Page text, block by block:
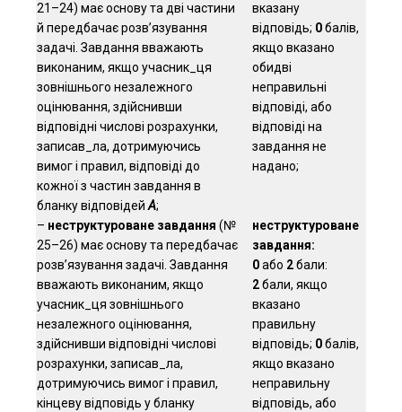
21–24) має основу та дві частини
й передбачає розв’язування
задачі. Завдання вважають
виконаним, якщо учасник_ця
зовнішнього незалежного
оцінювання, здійснивши
відповідні числові розрахунки,
записав_ла, дотримуючись
вимог і правил, відповіді до
кожної з частин завдання в
бланку відповідей А;
– неструктуроване завдання (№
25–26) має основу та передбачає
розв’язування задачі. Завдання
вважають виконаним, якщо
учасник_ця зовнішнього
незалежного оцінювання,
здійснивши відповідні числові
розрахунки, записав_ла,
дотримуючись вимог і правил,
кінцеву відповідь у бланку
вказану
відповідь; 0балів,
якщо вказано
обидві
неправильні
відповіді, або
відповіді на
завдання не
надано;
неструктуроване
завдання:
0або 2бали:
2бали, якщо
вказано
правильну
відповідь; 0балів,
якщо вказано
неправильну
відповідь, або